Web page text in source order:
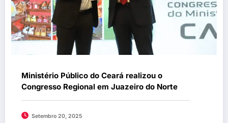
Ministério Público do Ceará realizou o
Congresso Regional em Juazeiro do Norte
Setembro 20, 2025